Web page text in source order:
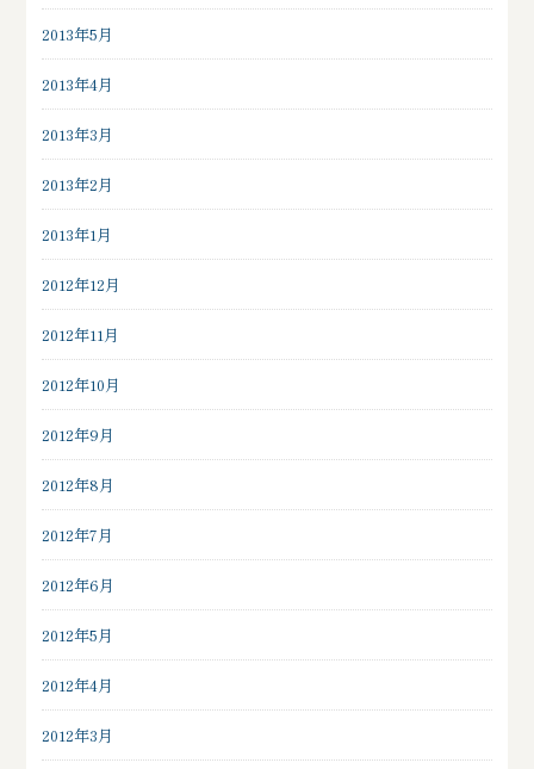
2013年5月
2013年4月
2013年3月
2013年2月
2013年1月
2012年12月
2012年11月
2012年10月
2012年9月
2012年8月
2012年7月
2012年6月
2012年5月
2012年4月
2012年3月